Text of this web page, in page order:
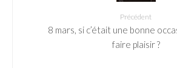
Précédent
8 mars, si c’était une bonne
faire plaisir ?